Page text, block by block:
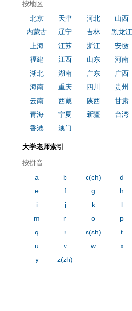
按地区
北京
天津 河北
山西
内蒙古
辽宁 吉林
黑龙江
上海
江苏 浙江
安徽
福建
江西 山东
河南
湖北
湖南 广东
广西
海南
重庆 四川
贵州
云南
西藏 陕西
甘肃
青海
宁夏 新疆
台湾
香港
澳门
大学老师索引
按拼音
a
b c(ch)
d
e
f g
h
i
j k
l
m
n o
p
q
r s(sh)
t
u
v w
x
y
z(zh)